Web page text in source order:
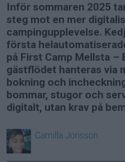
Inför sommaren 2025
steg mot en mer
campingupplevelse.
första
på First Camp Mellsta –
gästflödet hanteras via
bokning och
bommar, stugor och
digitalt, utan krav på
Camilla Jonsson